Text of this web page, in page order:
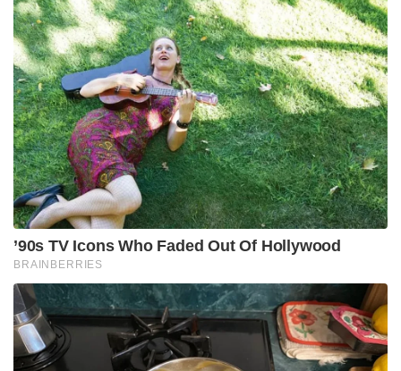
വിലാപയാത്രയ്ക്കായി ഒരാഴ്ചത്തെ സമയം
അനുവദിച്ചതെന്നും ഇറാൻ ഇപ്പോൾ ഒത്തുതീർപ്പിനായി
കൊതിക്കുകയാണെന്നും ട്രംപ് കൂട്ടിച്ചേർത്തു.
അതേസമയം, സുരക്ഷാ കാരണങ്ങളാലും
ഇസ്രായേലിന്റെ ആക്രമണ ഭീഷണിയുള്ളതിനാലും
ഇറാന്റെ പുതിയ പരമാധികാരിയായ മൊജ്തബ
ഖമേനി തന്റെ പിതാവ് അലി ഖമേനിയുടെ
വിലാപയാത്രയിൽ പങ്കെടുക്കില്ലെന്ന് അദ്ദേഹത്തിന്റെ
ഇന്ത്യയിലെ പ്രതിനിധി ആയത്തുള്ള ഹക്കീം ഇലാഹി
വാർത്താ ഏജൻസിയായ എഎൻഐയോട്
വ്യക്തമാക്കിയിട്ടുണ്ട്.
Tags: Donald Trump